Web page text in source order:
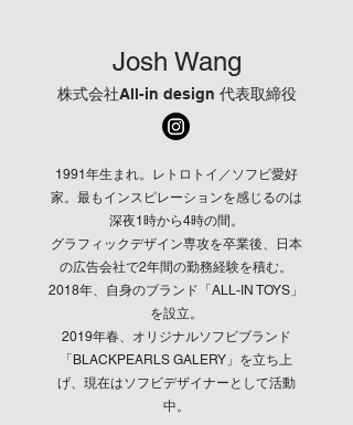
Josh Wang
​株式会社All-in design 代表取締役
1991年生まれ。レトロトイ／ソフビ愛好
家。最もインスピレーションを感じるのは
深夜1時から4時の間。
グラフィックデザイン専攻を卒業後、日本
の広告会社で2年間の勤務経験を積む。
2018年、自身のブランド「ALL-IN TOYS」
を設立。
2019年春、オリジナルソフビブランド
「BLACKPEARLS GALERY」を立ち上
げ、現在はソフビデザイナーとして活動
中。